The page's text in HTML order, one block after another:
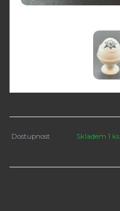
Dostupnost Skladem 1 ks